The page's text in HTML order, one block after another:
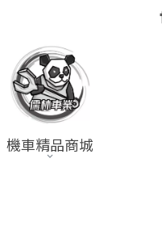
機車精品商城